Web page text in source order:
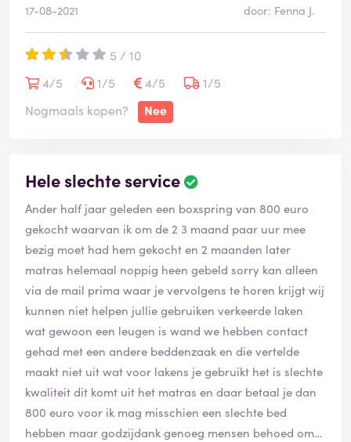
17-08-2021
door: Fenna J.
5 / 10
4/5
1/5 4/5
1/5
Nogmaals kopen?
Nee
Hele slechte service
Ander half jaar geleden een boxspring van 800 euro
gekocht waarvan ik om de 2 3 maand paar uur mee
bezig moet had hem gekocht en 2 maanden later
matras helemaal noppig heen gebeld sorry kan alleen
via de mail prima waar je vervolgens te horen krijgt wij
kunnen niet helpen jullie gebruiken verkeerde laken
wat gewoon een leugen is wand we hebben contact
gehad met een andere beddenzaak en die vertelde
maakt niet uit wat voor lakens je gebruikt het is slechte
kwaliteit dit komt uit het matras en daar betaal je dan
800 euro voor ik mag misschien een slechte bed
hebben maar godzijdank genoeg mensen behoed om